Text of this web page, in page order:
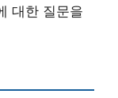
대한 질문을